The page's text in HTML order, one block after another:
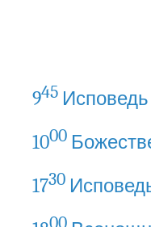
945 Исповедь
1000
1730
00